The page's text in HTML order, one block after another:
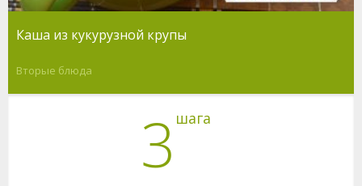
Каша из кукурузной крупы
Вторые блюда
3 шага